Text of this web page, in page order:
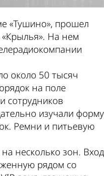
«Тушино», прошел
На нем
около 50 тысяч
на поле
сотрудников
изучали форму
Ремни и питьевую
несколько зон. Вход
рядом со